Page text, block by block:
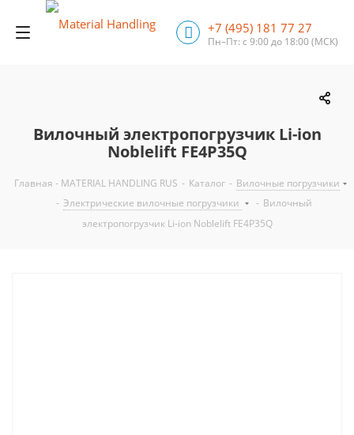
+7 (495) 181 77 27
Пн–Пт: с 9:00 до 18:00(МСК)
Вилочный электропогрузчик Li-ion
Noblelift FE4P35Q
Главная - MATERIAL HANDLING RUS - Каталог - Вилочные погрузчики
- Электрические вилочные погрузчики - Вилочный
электропогрузчик Li-ion Noblelift FE4P35Q